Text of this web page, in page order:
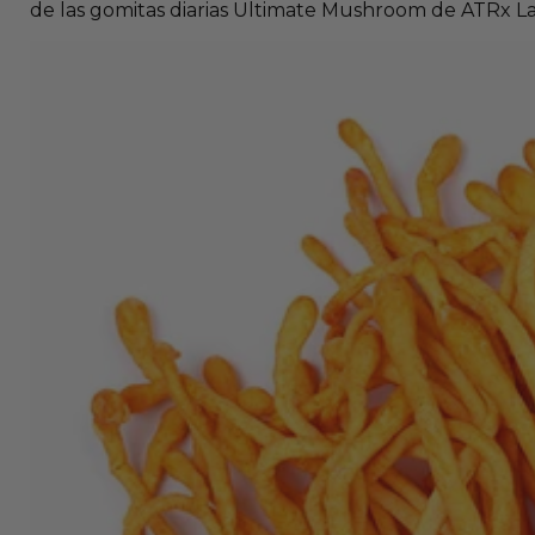
de las gomitas diarias Ultimate Mushroom de ATRx